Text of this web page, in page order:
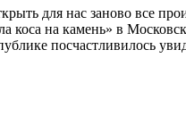
для нас заново все
коса на камень» в
посчастливилось